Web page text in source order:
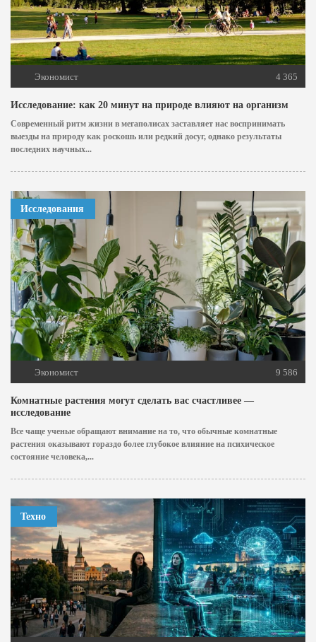
Экономист 4 365
Исследование: как 20 минут на природе влияют на организм
Современный ритм жизни в мегаполисах заставляет нас воспринимать
выезды на природу как роскошь или редкий досуг, однако результаты
последних научных...
Исследования
Экономист 9 586
Комнатные растения могут сделать вас счастливее —
исследование
Все чаще ученые обращают внимание на то, что обычные комнатные
растения оказывают гораздо более глубокое влияние на психическое
состояние человека,...
Техно